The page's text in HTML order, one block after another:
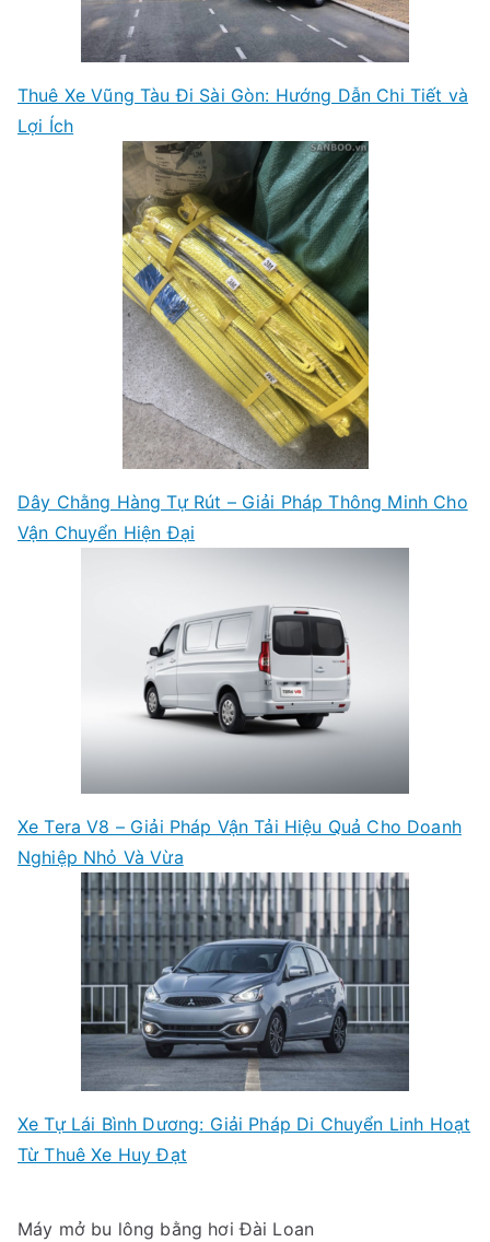
Thuê Xe Vũng Tàu Đi Sài Gòn: Hướng Dẫn Chi Tiết và
Lợi Ích
Dây Chằng Hàng Tự Rút – Giải Pháp Thông Minh Cho
Vận Chuyển Hiện Đại
Xe Tera V8 – Giải Pháp Vận Tải Hiệu Quả Cho Doanh
Nghiệp Nhỏ Và Vừa
Xe Tự Lái Bình Dương: Giải Pháp Di Chuyển Linh Hoạt
Từ Thuê Xe Huy Đạt
Máy mở bu lông bằng hơi Đài Loan